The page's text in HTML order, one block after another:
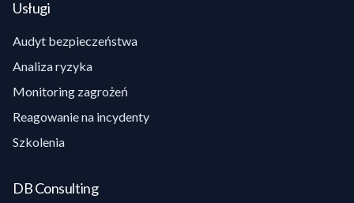
Usługi
Audyt bezpieczeństwa
Analiza ryzyka
Monitoring zagrożeń
Reagowanie na incydenty
Szkolenia
DB Consulting